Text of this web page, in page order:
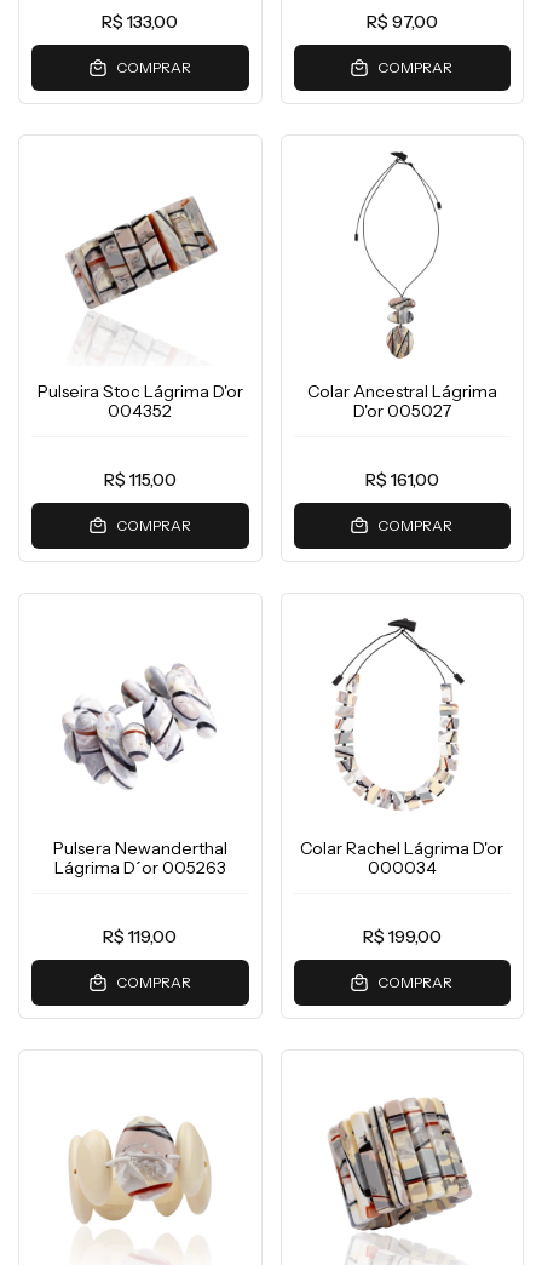
R$ 133,00
COMPRAR
R$ 97,00
COMPRAR
Pulseira Stoc Lágrima D'or
004352
R$ 115,00
COMPRAR
Colar Ancestral Lágrima
D'or 005027
R$ 161,00
COMPRAR
Pulsera Newanderthal
Lágrima D´or 005263
R$ 119,00
COMPRAR
Colar Rachel Lágrima D'or
000034
R$ 199,00
COMPRAR